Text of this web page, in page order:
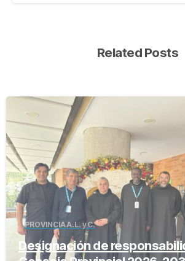
Related Posts
PROVINCIA A.L. y C.
Designación de